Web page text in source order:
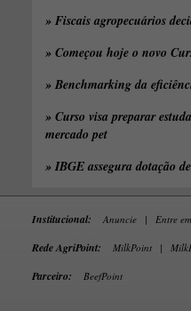
» Fiscais agropecuários
» Começou hoje o novo
» Benchmarking da
» Curso visa preparar
mercado pet
» IBGE assegura dotação
Institucional: Anuncie | Entre
Rede AgriPoint: MilkPoint |
Parceiro: BeefPoint